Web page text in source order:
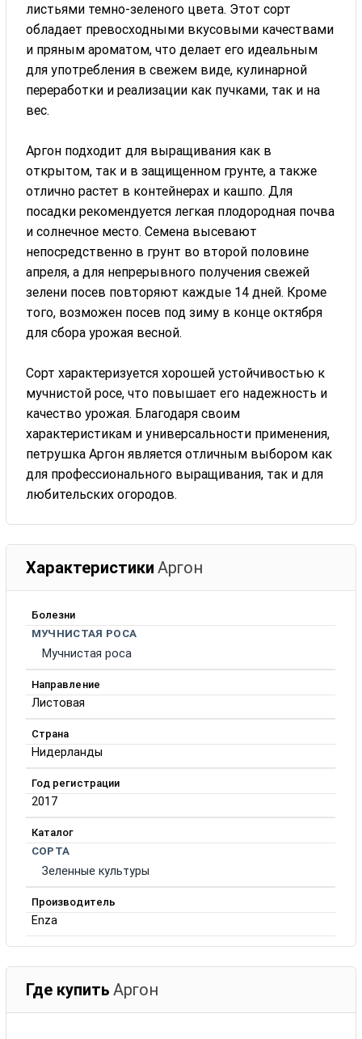
листьями темно-зеленого цвета. Этот сорт
обладает превосходными вкусовыми качествами
и пряным ароматом, что делает его идеальным
для употребления в свежем виде, кулинарной
переработки и реализации как пучками, так и на
вес.
Аргон подходит для выращивания как в
открытом, так и в защищенном грунте, а также
отлично растет в контейнерах и кашпо. Для
посадки рекомендуется легкая плодородная почва
и солнечное место. Семена высевают
непосредственно в грунт во второй половине
апреля, а для непрерывного получения свежей
зелени посев повторяют каждые 14 дней. Кроме
того, возможен посев под зиму в конце октября
для сбора урожая весной.
Сорт характеризуется хорошей устойчивостью к
мучнистой росе, что повышает его надежность и
качество урожая. Благодаря своим
характеристикам и универсальности применения,
петрушка Аргон является отличным выбором как
для профессионального выращивания, так и для
любительских огородов.
Характеристики Аргон
Болезни
МУЧНИСТАЯ РОСА
Мучнистая роса
Направление
Листовая
Страна
Нидерланды
Год регистрации
2017
Каталог
СОРТА
Зеленные культуры
Производитель
Enza
Где купить Аргон